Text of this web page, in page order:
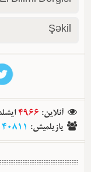
Şəkil
آنلاین:
4966
یازیلمیش:
40811